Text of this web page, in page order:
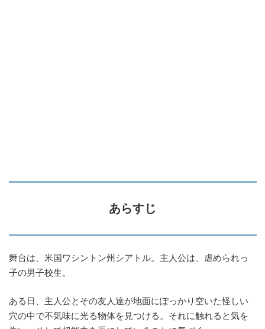
あらすじ
舞台は、米国ワシントン州シアトル。主人公は、虐められっ
子の男子校生。
ある日、主人公とその友人達が地面にぽっかり空いた怪しい
穴の中で不気味に光る物体を見つける。それに触れると気を